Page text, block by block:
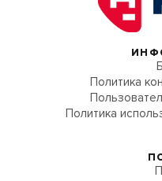
Политика
Политика